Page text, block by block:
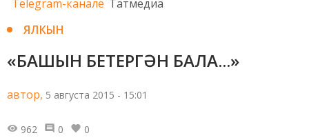
Telegram-канале Татмедиа
ЯЛКЫН
«БАШЫН БЕТЕРГӘН БАЛА...»
автор, 5 августа 2015 - 15:01
962 0 0